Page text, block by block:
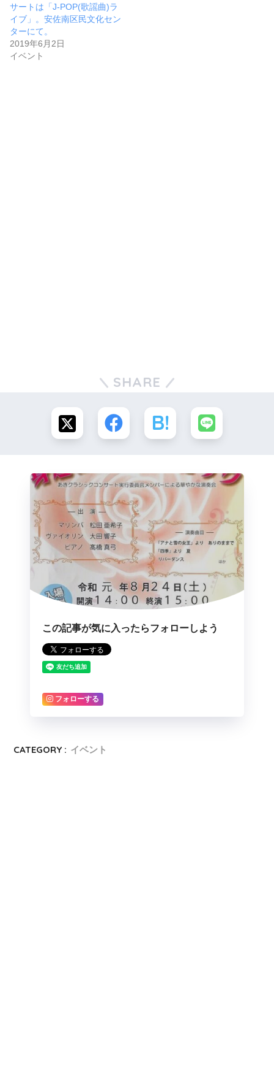
サートは「J-POP(歌謡曲)ラ
イブ」。安佐南区民文化セン
ターにて。
2019年6月2日
イベント
SHARE
この記事が気に入ったらフォローしよう
フォローする
CATEGORY : イベント